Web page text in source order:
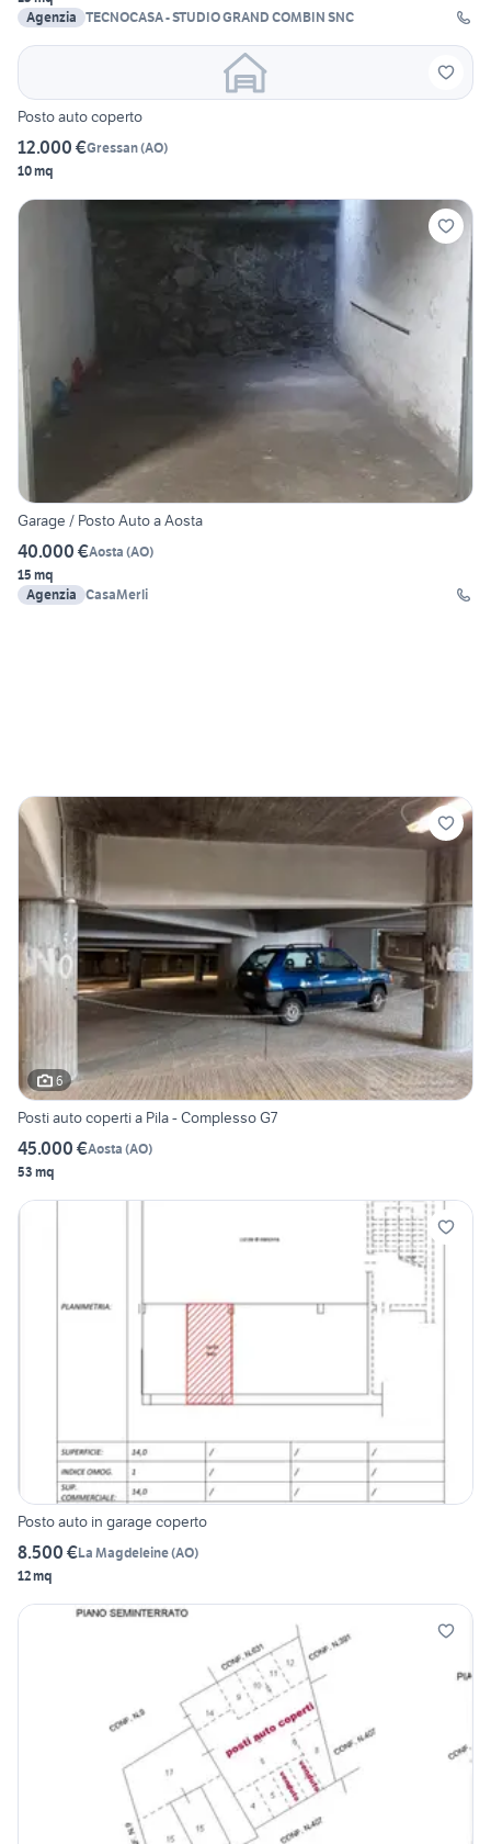
Agenzia
TECNOCASA - STUDIO GRAND COMBIN SNC
Posto auto coperto
12.000 €Gressan(AO)
10 mq
Garage / Posto Auto a Aosta
40.000 €Aosta (AO)
15 mq
Agenzia CasaMerli
6
Posti auto coperti a Pila - Complesso G7
45.000 €Aosta (AO)
53 mq
Posto auto in garage coperto
8.500 €La Magdeleine(AO)
12 mq